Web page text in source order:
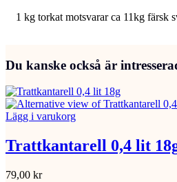
1 kg torkat motsvarar ca 11kg färsk
Du kanske också är
Lägg i varukorg
Trattkantarell 0,4 lit
79,00 kr